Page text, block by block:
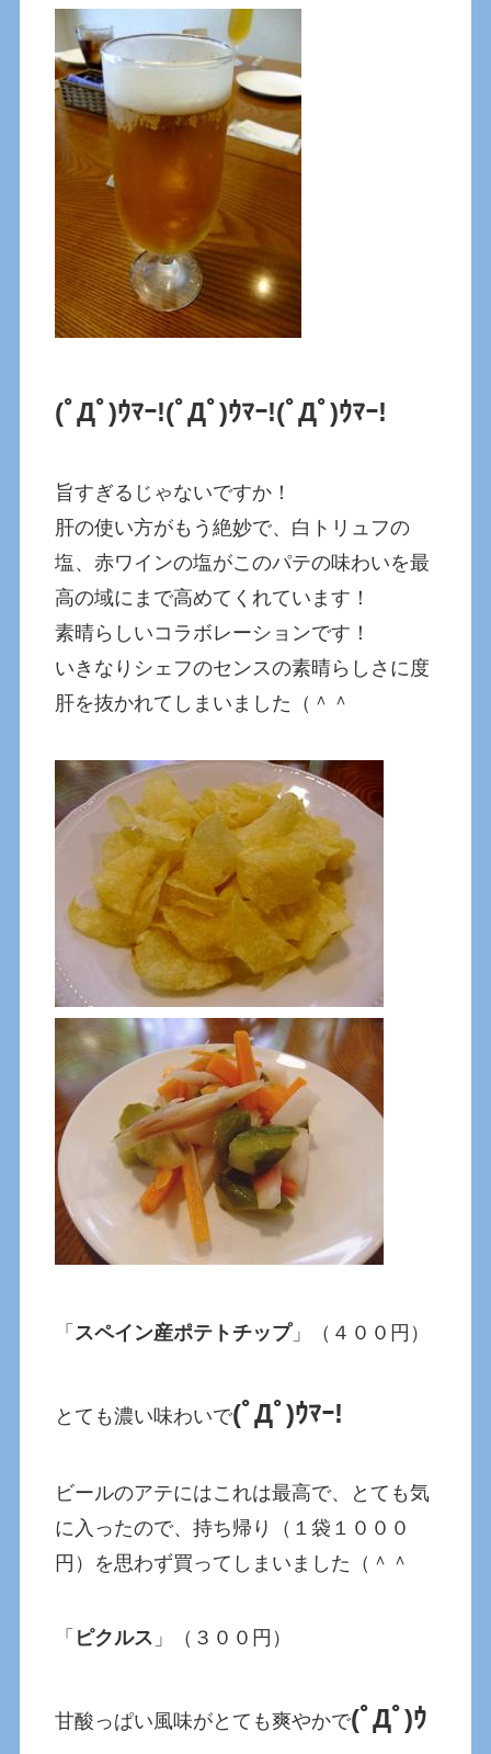
(ﾟДﾟ)ｳﾏｰ!(ﾟДﾟ)ｳﾏｰ!(ﾟДﾟ)ｳﾏｰ!
旨すぎるじゃないですか！
肝の使い方がもう絶妙で、白トリュフの
塩、赤ワインの塩がこのパテの味わいを最
高の域にまで高めてくれています！
素晴らしいコラボレーションです！
いきなりシェフのセンスの素晴らしさに度
肝を抜かれてしまいました（＾＾
「 スペイン産ポテトチップ」（４００円）
とても濃い味わいで(ﾟДﾟ)ｳﾏｰ!
ビールのアテにはこれは最高で、とても気
に入ったので、持ち帰り（１袋１０００
円）を思わず買ってしまいました（＾＾
「 ピクルス 」（３００円）
甘酸っぱい風味がとても爽やかで(ﾟДﾟ)ｳ